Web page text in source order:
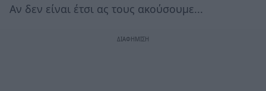
Αν δεν είναι έτσι ας τους ακούσουμε...